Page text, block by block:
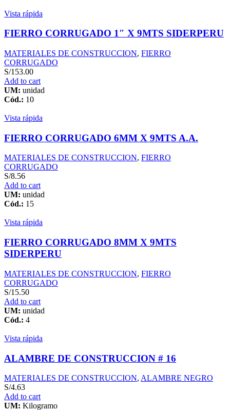
Vista rápida
FIERRO CORRUGADO 1″ X 9MTS SIDERPERU
MATERIALES DE CONSTRUCCION, FIERRO
CORRUGADO
S/153.00
Add to cart
UM: unidad
Cód.: 10
Vista rápida
FIERRO CORRUGADO 6MM X 9MTS A.A.
MATERIALES DE CONSTRUCCION, FIERRO
CORRUGADO
S/8.56
Add to cart
UM: unidad
Cód.: 15
Vista rápida
FIERRO CORRUGADO 8MM X 9MTS
SIDERPERU
MATERIALES DE CONSTRUCCION, FIERRO
CORRUGADO
S/15.50
Add to cart
UM: unidad
Cód.: 4
Vista rápida
ALAMBRE DE CONSTRUCCION # 16
MATERIALES DE CONSTRUCCION, ALAMBRE NEGRO
S/4.63
Add to cart
UM: Kilogramo